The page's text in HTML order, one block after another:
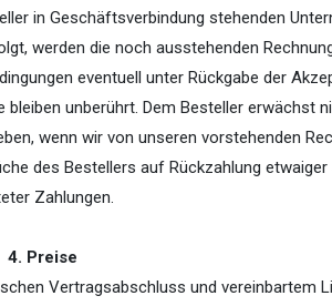
in Geschäftsverbindung stehenden
werden die noch ausstehenden
eventuell unter Rückgabe der
bleiben unberührt. Dem Besteller erwächst
wenn wir von unseren vorstehenden
des Bestellers auf Rückzahlung
Zahlungen.
4. Preise
Vertragsabschluss und vereinbartem